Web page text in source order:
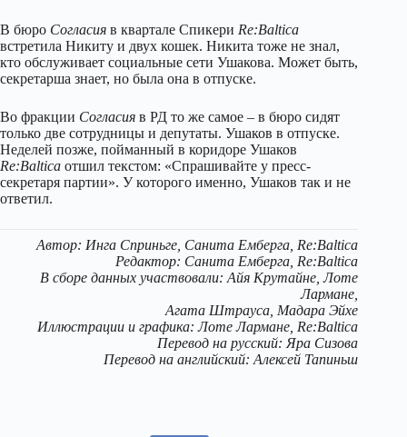
В бюро Согласия в квартале Спикери Re:Baltica
встретила Никиту и двух кошек. Никита тоже не знал,
кто обслуживает социальные сети Ушакова. Может быть,
секретарша знает, но была она в отпуске.
Во фракции Согласия в РД то же самое – в бюро сидят
только две сотрудницы и депутаты. Ушаков в отпуске.
Неделей позже, пойманный в коридоре Ушаков
Re:Baltica отшил текстом: «Спрашивайте у пресс-
секретаря партии». У которого именно, Ушаков так и не
ответил.
Автор: Инга Сприньге, Санита Емберга, Re:Baltica
Редактор: Санита Емберга, Re:Baltica
В сборе данных участвовали: Айя Крутайне, Лоте
Лармане,
Агата Штрауса, Мадара Эйхе
Иллюстрации и графика: Лоте Лармане, Re:Baltica
Перевод на русский: Яра Сизова
Перевод на английский: Алексей Тапиньш